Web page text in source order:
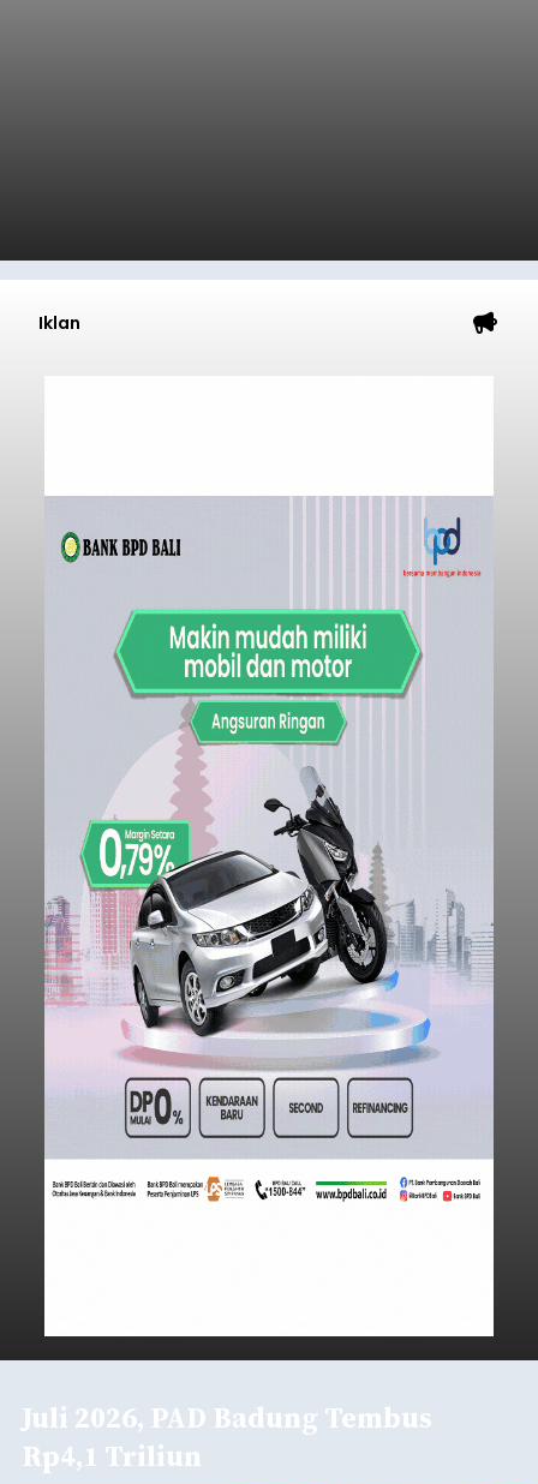
Iklan
Juli 2026, PAD Badung Tembus
Rp4,1 Triliun